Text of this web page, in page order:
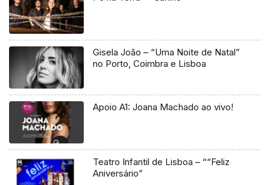
Gisela João – “Uma Noite de Natal”
no Porto, Coimbra e Lisboa
Apoio A1: Joana Machado ao vivo!
Teatro Infantil de Lisboa – ““Feliz
Aniversário”